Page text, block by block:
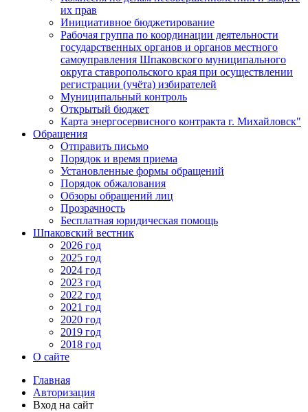
их прав
Инициативное бюджетирование
Рабочая группа по координации деятельности
государственных органов и органов местного
самоуправления Шпаковского муниципального
округа ставропольского края при осуществлении
регистрации (учёта) избирателей
Муниципальный контроль
Открытый бюджет
Карта энергосервисного контракта г. Михайловск"
Обращения
Отправить письмо
Порядок и время приема
Установленные формы обращений
Порядок обжалования
Обзоры обращений лиц
Прозрачность
Бесплатная юридическая помощь
Шпаковский вестник
2026 год
2025 год
2024 год
2023 год
2022 год
2021 год
2020 год
2019 год
2018 год
О сайте
Главная
Авторизация
Вход на сайт